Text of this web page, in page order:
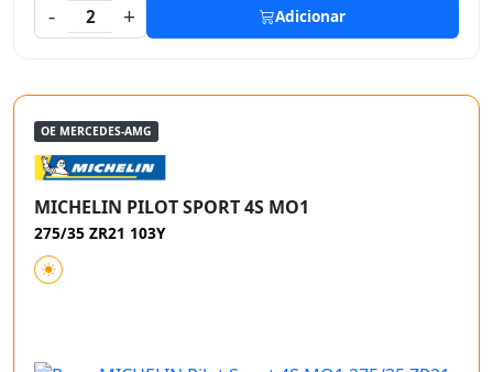
-
2 + Adicionar
OE MERCEDES-AMG
MICHELIN PILOT SPORT 4S MO1
275/35 ZR21 103Y